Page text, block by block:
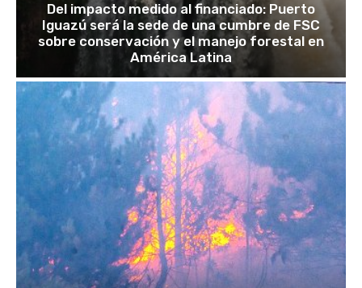
Del impacto medido al financiado: Puerto
Iguazú será la sede de una cumbre de FSC
sobre conservación y el manejo forestal en
América Latina